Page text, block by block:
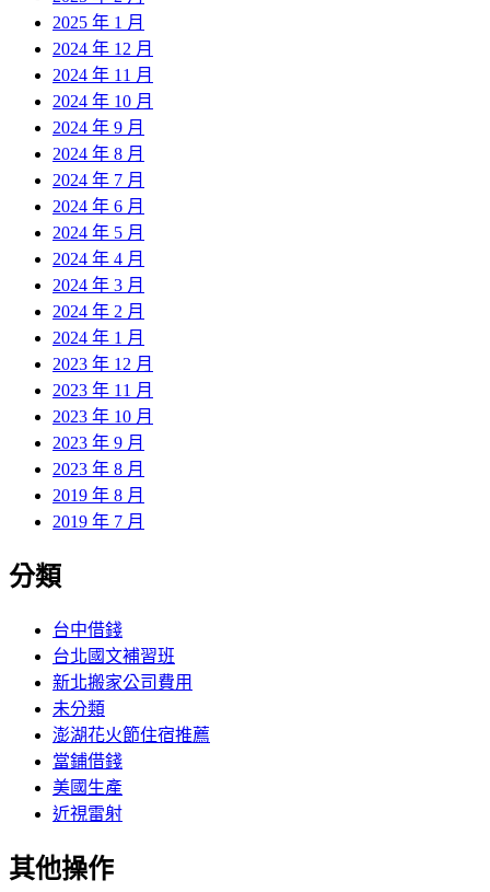
2025 年 1 月
2024 年 12 月
2024 年 11 月
2024 年 10 月
2024 年 9 月
2024 年 8 月
2024 年 7 月
2024 年 6 月
2024 年 5 月
2024 年 4 月
2024 年 3 月
2024 年 2 月
2024 年 1 月
2023 年 12 月
2023 年 11 月
2023 年 10 月
2023 年 9 月
2023 年 8 月
2019 年 8 月
2019 年 7 月
分類
台中借錢
台北國文補習班
新北搬家公司費用
未分類
澎湖花火節住宿推薦
當鋪借錢
美國生產
近視雷射
其他操作